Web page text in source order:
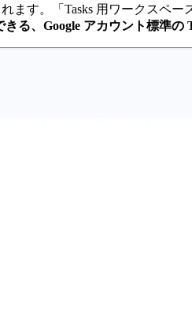
す。「Tasks 用ワークスペ
る、Google アカウント標準の